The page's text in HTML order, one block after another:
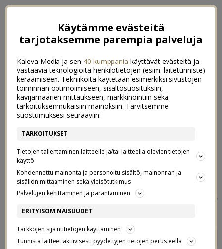
MENKAT, MOONIKSET JA MONSKUT
DRAAMAA, SEIKKAILUA, YLLÄTYKSIÄ
UUTTA LASTENHUONEESSA
Käytämme evästeitä
tarjotaksemme parempia palveluja
Kaleva Media ja sen 40 kumppania käyttävät evästeitä ja
vastaavia teknologioita henkilötietojen (esim. laitetunniste)
keräämiseen. Tekniikoita käytetään esimerkiksi sivustojen
toiminnan optimoimiseen, sisältösuosituksiin,
kävijämäärien mittaukseen, markkinointiin sekä
tarkoituksenmukaisiin mainoksiin. Tarvitsemme
suostumuksesi seuraaviin:
TARKOITUKSET
Tietojen tallentaminen laitteelle ja/tai laitteella olevien tietojen
käyttö
Kohdennettu mainonta ja personoitu sisältö, mainonnan ja
sisällön mittaaminen sekä yleisötutkimus
Palvelujen kehittäminen ja parantaminen
ERITYISOMINAISUUDET
Tarkkojen sijaintitietojen käyttäminen
Tunnista laitteet aktiivisesti pyydettyjen tietojen perusteella